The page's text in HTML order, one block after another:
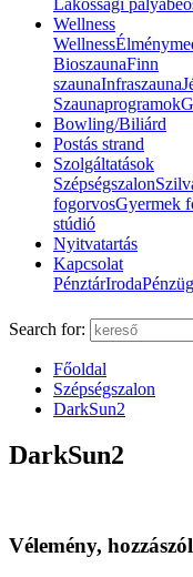
Wellness
Wellness
BioszaunaFinn
szaunaInfraszauna
Szaunaprogramok
Bowling/Biliárd
Postás strand
Szolgáltatások
Szépségszalon
fogorvosGyermek
stúdió
Nyitvatartás
Kapcsolat
PénztárIroda
Search for:
Főoldal
Szépségszalon
DarkSun2
DarkSun2
Vélemény,